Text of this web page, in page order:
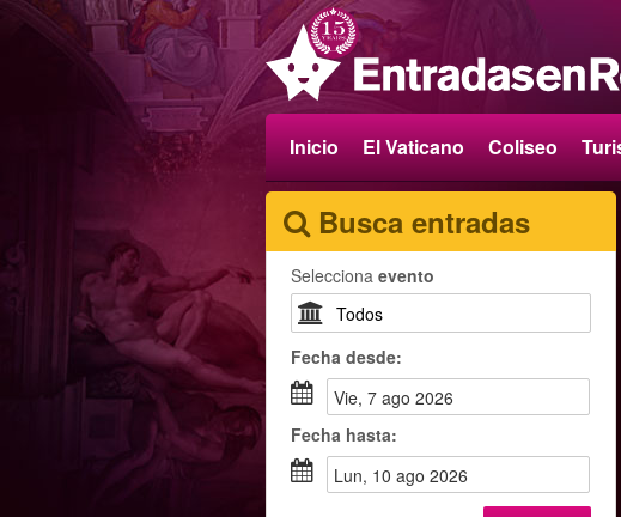
Inicio El Vaticano Coliseo
Busca entradas
Selecciona evento
Fecha desde:
vie, 7 ago 2026
Fecha hasta:
lun, 10 ago 2026